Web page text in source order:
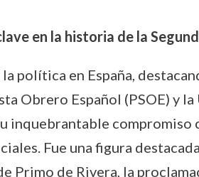
en la historia de la
política en España,
Obrero Español (PSOE) y
inquebrantable compromiso
Fue una figura
Primo de Rivera, la